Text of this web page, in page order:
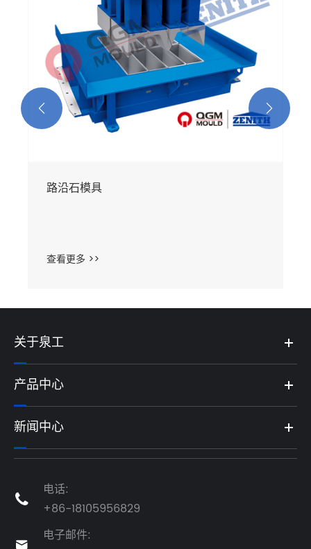
查看更多 >>
 
关于泉工
产品中心
新闻中心

电话:
+86-18105956829

电子邮件: